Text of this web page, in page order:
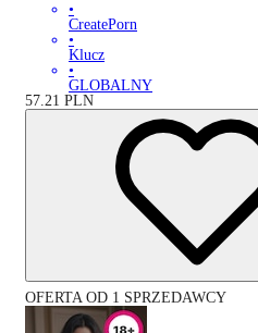
•
CreatePorn
•
Klucz
•
GLOBALNY
57.21 PLN
OFERTA OD 1 SPRZEDAWCY